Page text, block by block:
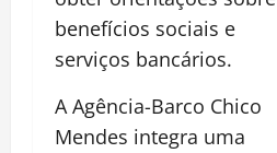
benefícios sociais e
serviços bancários.
A Agência-Barco Chico
Mendes integra uma